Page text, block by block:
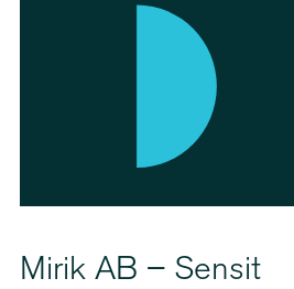
Mirik AB – Sensit